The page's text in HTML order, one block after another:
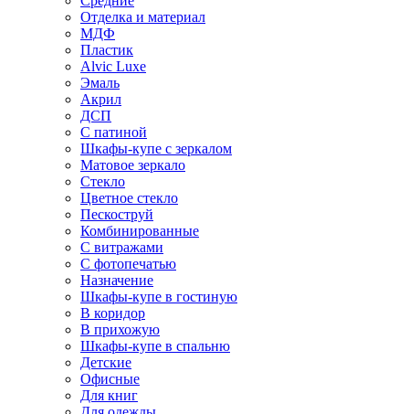
Отделка и материал
МДФ
Пластик
Alvic Luxe
Эмаль
Акрил
ДСП
С патиной
Шкафы-купе с зеркалом
Матовое зеркало
Стекло
Цветное стекло
Пескоструй
Комбинированные
С витражами
С фотопечатью
Назначение
Шкафы-купе в гостиную
В коридор
В прихожую
Шкафы-купе в спальню
Детские
Офисные
Для книг